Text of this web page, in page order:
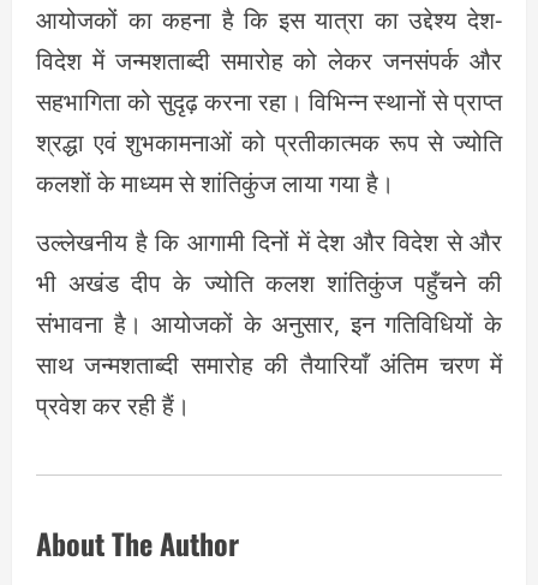
आयोजकों का कहना है कि इस यात्रा का उद्देश्य देश-
विदेश में जन्मशताब्दी समारोह को लेकर जनसंपर्क और
सहभागिता को सुदृढ़ करना रहा। विभिन्न स्थानों से प्राप्त
श्रद्धा एवं शुभकामनाओं को प्रतीकात्मक रूप से ज्योति
कलशों के माध्यम से शांतिकुंज लाया गया है।
उल्लेखनीय है कि आगामी दिनों में देश और विदेश से और
भी अखंड दीप के ज्योति कलश शांतिकुंज पहुँचने की
संभावना है। आयोजकों के अनुसार, इन गतिविधियों के
साथ जन्मशताब्दी समारोह की तैयारियाँ अंतिम चरण में
प्रवेश कर रही हैं।
About The Author